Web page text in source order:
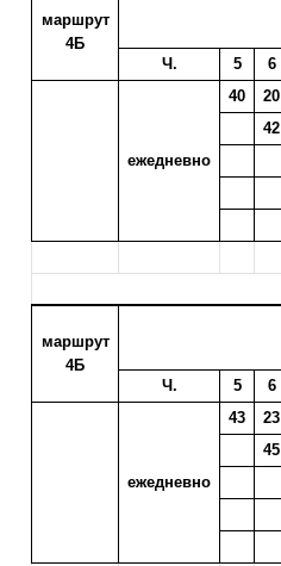
маршрут
4Б
Ч. 5 6
ежедневно
40 20
42
маршрут
4Б
Ч. 5 6
ежедневно
43 23
45